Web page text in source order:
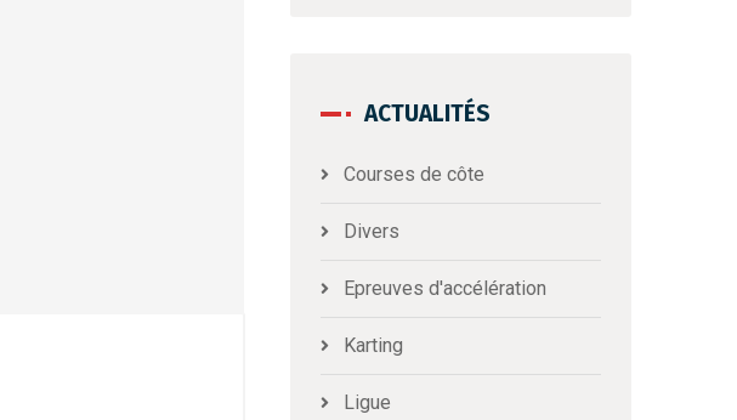
ACTUALITÉS
Courses de côte
Divers
Epreuves d'accélération
Karting
Ligue